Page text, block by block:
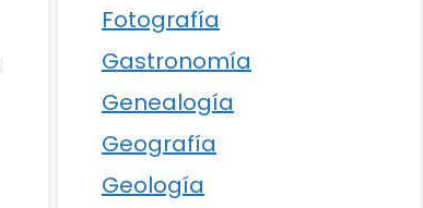
Fotografía
Gastronomía
Genealogía
Geografía
Geología